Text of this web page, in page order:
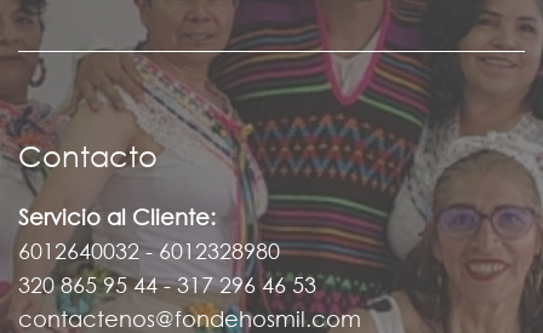
Contacto
Servicio al Cliente:
6012640032 - 6012328980
320 865 95 44 - 317 296 46 53
contactenos@fondehosmil.com